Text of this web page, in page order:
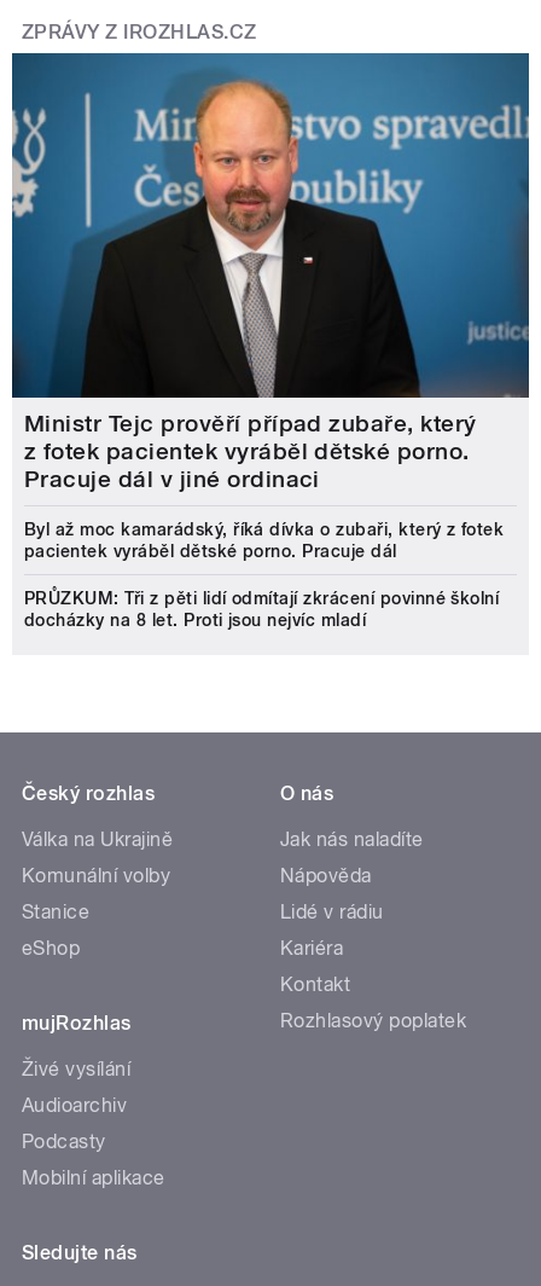
ZPRÁVY Z IROZHLAS.CZ
Ministr Tejc prověří případ zubaře, který
z fotek pacientek vyráběl dětské porno.
Pracuje dál v jiné ordinaci
Byl až moc kamarádský, říká dívka o zubaři, který z fotek
pacientek vyráběl dětské porno. Pracuje dál
PRŮZKUM: Tři z pěti lidí odmítají zkrácení povinné školní
docházky na 8 let. Proti jsou nejvíc mladí
Český rozhlas
Válka na Ukrajině
Komunální volby
Stanice
eShop
mujRozhlas
Živé vysílání
Audioarchiv
Podcasty
Mobilní aplikace
O nás
Jak nás naladíte
Nápověda
Lidé v rádiu
Kariéra
Kontakt
Rozhlasový poplatek
Sledujte nás